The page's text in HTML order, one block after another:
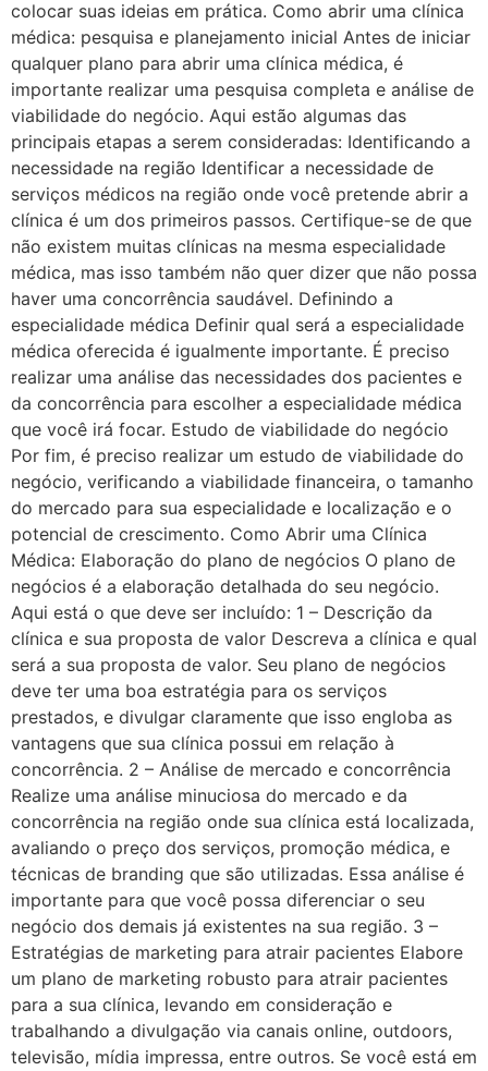
colocar suas ideias em prática. Como abrir uma clínica
médica: pesquisa e planejamento inicial Antes de iniciar
qualquer plano para abrir uma clínica médica, é
importante realizar uma pesquisa completa e análise de
viabilidade do negócio. Aqui estão algumas das
principais etapas a serem consideradas: Identificando a
necessidade na região Identificar a necessidade de
serviços médicos na região onde você pretende abrir a
clínica é um dos primeiros passos. Certifique-se de que
não existem muitas clínicas na mesma especialidade
médica, mas isso também não quer dizer que não possa
haver uma concorrência saudável. Definindo a
especialidade médica Definir qual será a especialidade
médica oferecida é igualmente importante. É preciso
realizar uma análise das necessidades dos pacientes e
da concorrência para escolher a especialidade médica
que você irá focar. Estudo de viabilidade do negócio
Por fim, é preciso realizar um estudo de viabilidade do
negócio, verificando a viabilidade financeira, o tamanho
do mercado para sua especialidade e localização e o
potencial de crescimento. Como Abrir uma Clínica
Médica: Elaboração do plano de negócios O plano de
negócios é a elaboração detalhada do seu negócio.
Aqui está o que deve ser incluído: 1 – Descrição da
clínica e sua proposta de valor Descreva a clínica e qual
será a sua proposta de valor. Seu plano de negócios
deve ter uma boa estratégia para os serviços
prestados, e divulgar claramente que isso engloba as
vantagens que sua clínica possui em relação à
concorrência. 2 – Análise de mercado e concorrência
Realize uma análise minuciosa do mercado e da
concorrência na região onde sua clínica está localizada,
avaliando o preço dos serviços, promoção médica, e
técnicas de branding que são utilizadas. Essa análise é
importante para que você possa diferenciar o seu
negócio dos demais já existentes na sua região. 3 –
Estratégias de marketing para atrair pacientes Elabore
um plano de marketing robusto para atrair pacientes
para a sua clínica, levando em consideração e
trabalhando a divulgação via canais online, outdoors,
televisão, mídia impressa, entre outros. Se você está em